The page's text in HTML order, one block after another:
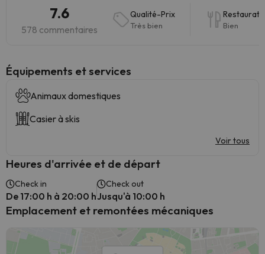
7.6
578 commentaires
Qualité-Prix
Très bien Bien
​Équipements et services
Animaux domestiques
Casier à skis
Voir tous
Heures d'arrivée et de départ
Check in
De 17:00 h à 20:00 h
Check out
Jusqu'à 10:00 h
Emplacement et remontées mécaniques